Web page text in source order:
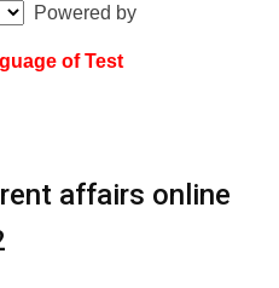
Powered by
of Test
affairs online